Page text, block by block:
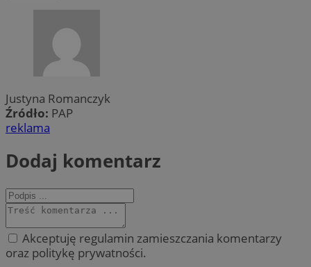
Justyna Romanczyk
Źródło: PAP
reklama
Dodaj komentarz
Akceptuję regulamin zamieszczania komentarzy
oraz politykę prywatności.